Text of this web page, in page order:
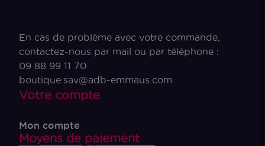
En cas de problème avec votre commande,
contactez-nous par mail ou par téléphone :
09 88 99 11 70
boutique.sav@adb-emmaus.com
Votre compte
Mon compte
Moyens de paiement